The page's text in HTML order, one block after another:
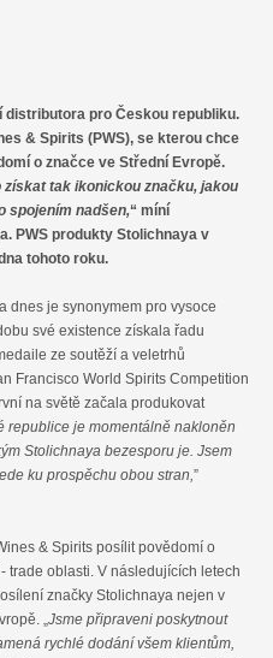
distributora pro Českou republiku.
& Spirits (PWS), se kterou chce
o značce ve Střední Evropě.
získat tak ikonickou značku, jakou
spojením nadšen,“ míní
PWS produkty Stolichnaya v
tohoto roku.
dnes je synonymem pro vysoce
své existence získala řadu
ze soutěží a veletrhů
Francisco World Spirits Competition
na světě začala produkovat
republice je momentálně nakloněn
Stolichnaya bezesporu je. Jsem
ku prospěchu obou stran,”
& Spirits posílit povědomí o
trade oblasti. V následujících letech
značky Stolichnaya nejen v
„Jsme připraveni poskytnout
rychlé dodání všem klientům,